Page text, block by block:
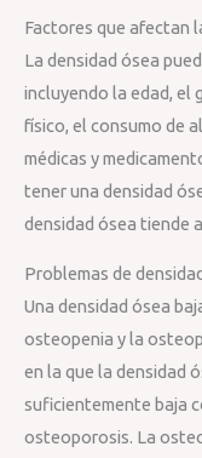
Factores que afectan
La densidad ósea
incluyendo la edad, el
físico, el consumo de
médicas y
tener una densidad
densidad ósea tiende
Problemas de
Una densidad ósea
osteopenia y la
en la que la densidad
suficientemente baja
osteoporosis. La